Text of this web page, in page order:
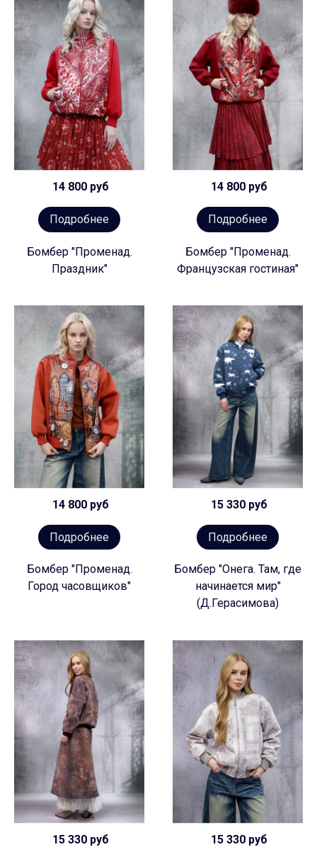
14 800 руб
Подробнее
Бомбер "Променад.
Праздник"
14 800 руб
Подробнее
Бомбер "Променад.
Французская гостиная"
14 800 руб
Подробнее
Бомбер "Променад.
Город часовщиков"
15 330 руб
Подробнее
Бомбер "Онега. Там, где
начинается мир"
(Д.Герасимова)
15 330 руб 15 330 руб